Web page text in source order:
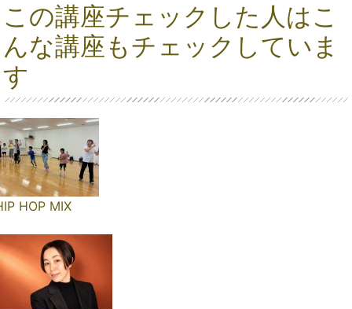
この講座チェックした人はこ
んな講座もチェックしていま
す
HOP MIX